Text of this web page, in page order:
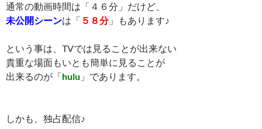
通常の動画時間は「４６分」だけど、
未公開シーンは「 ５８分」もあります♪
という事は、TVでは見ることが出来ない
貴重な場面もいとも簡単に見ることが
出来るのが「hulu 」であります。
しかも、独占配信♪